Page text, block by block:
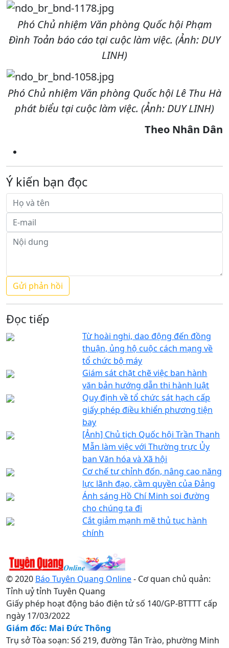
Phó Chủ nhiệm Văn phòng Quốc hội Phạm
Đình Toản báo cáo tại cuộc làm việc. (Ảnh: DUY
LINH)
Phó Chủ nhiệm Văn phòng Quốc hội Lê Thu Hà
phát biểu tại cuộc làm việc. (Ảnh: DUY LINH)
Theo Nhân Dân
Ý kiến bạn đọc
Đọc tiếp
Từ hoài nghi, dao động đến đồng
thuận, ủng hộ cuộc cách mạng về
tổ chức bộ máy
Giám sát chặt chẽ việc ban hành
văn bản hướng dẫn thi hành luật
Quy định về tổ chức sát hạch cấp
giấy phép điều khiển phương tiện
bay
[Ảnh] Chủ tịch Quốc hội Trần Thanh
Mẫn làm việc với Thường trực Ủy
ban Văn hóa và Xã hội
Cơ chế tự chỉnh đốn, nâng cao năng
lực lãnh đạo, cầm quyền của Đảng
Ánh sáng Hồ Chí Minh soi đường
cho chúng ta đi
Cắt giảm mạnh mẽ thủ tục hành
chính
© 2020 Báo Tuyên Quang Online- Cơ quan chủ quản:
Tỉnh uỷ tỉnh Tuyên Quang
Giấy phép hoạt động báo điện tử số 140/GP-BTTTT cấp
ngày 17/03/2022
Giám đốc: Mai Đức Thông
Trụ sở Tòa soạn: Số 219, đường Tân Trào, phường Minh